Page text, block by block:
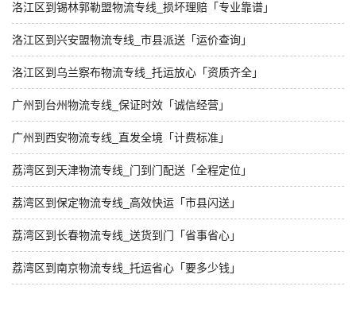
洛江区到锡林郭勒盟物流专线_损坏理赔「专业靠谱」
洛江区到兴安盟物流专线_市县派送「运价查询」
洛江区到乌兰察布物流专线_托运放心「资质齐全」
广州到台州物流专线_保证时效「诚信经营」
广州到西安物流专线_直发全境「计费标准」
荔湾区到天津物流专线_门到门配送「全程定位」
荔湾区到保定物流专线_高效快运「市县闪送」
荔湾区到长春物流专线_送货到门「省事省心」
荔湾区到南京物流专线_托运省心「要多少钱」